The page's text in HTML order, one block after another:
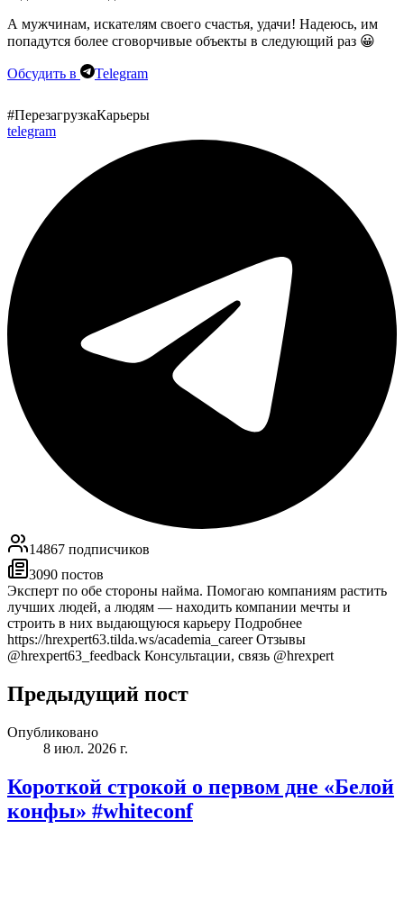
А мужчинам, искателям своего счастья, удачи! Надеюсь, им
попадутся более сговорчивые объекты в следующий раз 😀
Обсудить в Telegram
#ПерезагрузкаКарьеры
telegram
14867 подписчиков
3090 постов
Эксперт по обе стороны найма. Помогаю компаниям растить
лучших людей, а людям — находить компании мечты и
строить в них выдающуюся карьеру Подробнее
https://hrexpert63.tilda.ws/academia_career Отзывы
@hrexpert63_feedback Консультации, связь @hrexpert
Предыдущий пост
Опубликовано
8 июл. 2026 г.
Короткой строкой о первом дне «Белой
конфы» #whiteconf